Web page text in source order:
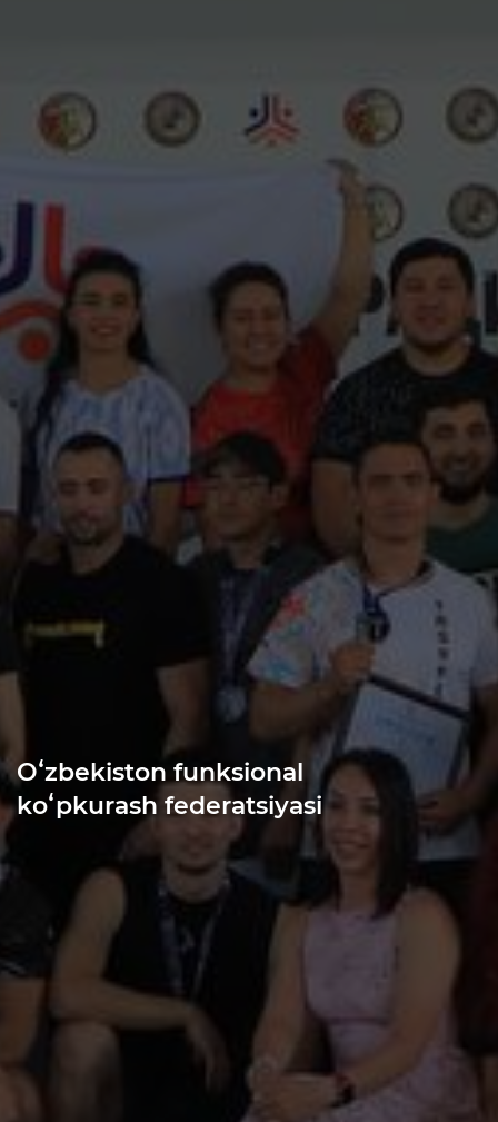
Oʻzbekiston funksional
koʻpkurash federatsiyasi